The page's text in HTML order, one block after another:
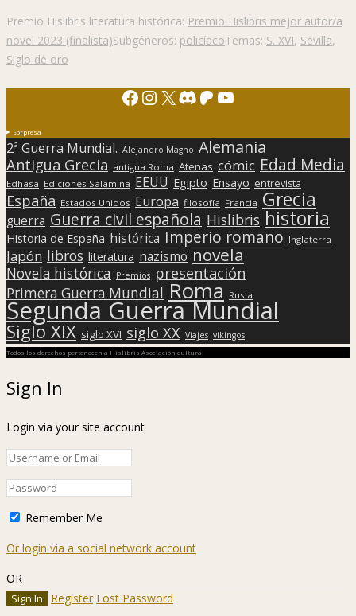
Premio Hislibris literatura histórica: Premio Hislibris mejor autor/a
novel 2023 (finalista)Subgéneros: policíacoTemas: S. XVI, Sevilla,
Siglo de oro
Facebook
Instagram
X Discord
Patreon
YouTube
Sorpresa
2ª Guerra Mundial. Alejandro Magno Alemania
Antigua Grecia antigua Roma Atenas cómic Edad Media
Edhasa Ediciones Salamina EEUU Egipto Ensayo entrevista
España Estados Unidos Europa filosofía Francia Grecia
guerra Guerra civil española Hislibris historia
Historia de España histórica Imperio romano Inglaterra
Japón libros literatura nazismo novela
Novela histórica Premios presentación
Primera Guerra Mundial Roma Rusia
Segunda Guerra Mundial
Siglo XIX siglo XVI siglo XX Viajes vikingos
Todos los derechos pertenecen a Hislibris Asociación cultural
Sign In
Login via your site account
Remember Me
Or login via a social network account
OR
Register Lost Password